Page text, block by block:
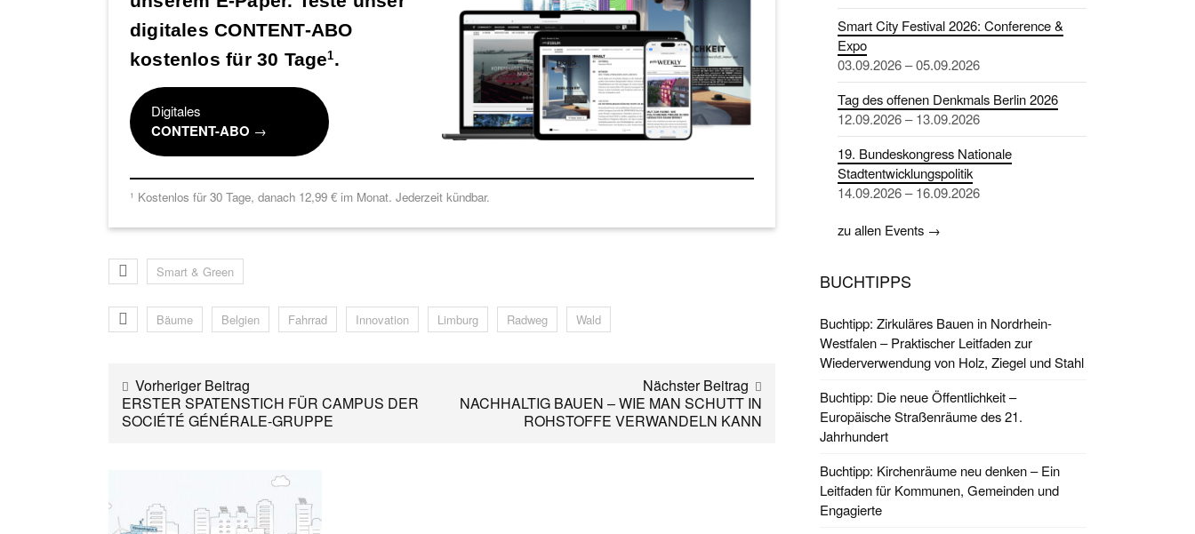
digitales CONTENT-ABO
kostenlos für 30 Tage1.
Digitales
CONTENT-ABO →
1 Kostenlos für 30 Tage, danach 12,99 € im Monat. Jederzeit kündbar.
Smart & Green
Bäume Belgien Fahrrad Innovation Limburg Radweg Wald
Vorheriger Beitrag
ERSTER SPATENSTICH FÜR CAMPUS DER
SOCIÉTÉ GÉNÉRALE-GRUPPE
Nächster Beitrag
NACHHALTIG BAUEN – WIE MAN SCHUTT IN
ROHSTOFFE VERWANDELN KANN
Smart City Festival 2026: Conference &
Expo
03.09.2026 – 05.09.2026
Tag des offenen Denkmals Berlin 2026
12.09.2026 – 13.09.2026
19. Bundeskongress Nationale
Stadtentwicklungspolitik
14.09.2026 – 16.09.2026
zu allen Events →
BUCHTIPPS
Buchtipp: Zirkuläres Bauen in Nordrhein-
Westfalen – Praktischer Leitfaden zur
Wiederverwendung von Holz, Ziegel und Stahl
Buchtipp: Die neue Öffentlichkeit –
Europäische Straßenräume des 21.
Jahrhundert
Buchtipp: Kirchenräume neu denken – Ein
Leitfaden für Kommunen, Gemeinden und
Engagierte